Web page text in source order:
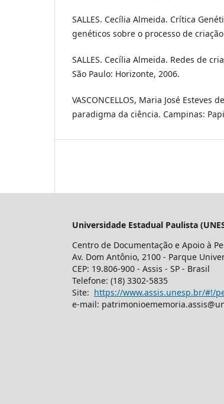
SALLES. Cecília Almeida. Crítica
genéticos sobre o processo de
SALLES. Cecília Almeida. Redes de
São Paulo: Horizonte, 2006.
VASCONCELLOS, Maria José Esteves
paradigma da ciência. Campinas:
Universidade Estadual Paulista
Centro de Documentação e Apoio à
Av. Dom Antônio, 2100 - Parque
CEP: 19.806-900 - Assis - SP - Brasil
Telefone: (18) 3302-5835
Site: https://www.assis.unesp.br/#!/
e-mail: